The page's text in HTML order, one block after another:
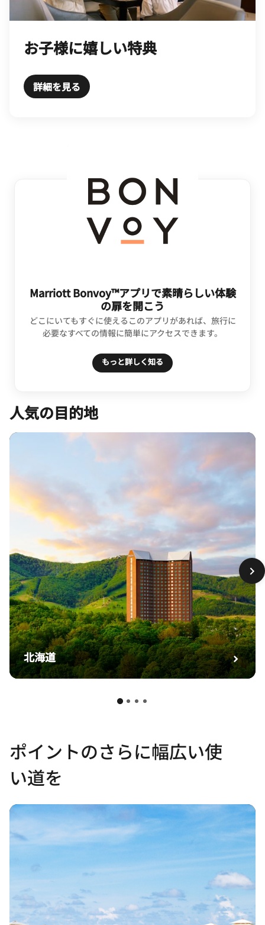
お子様に嬉しい特典
詳細を見る
Marriott Bonvoy™アプリで素晴らしい体験
の扉を開こう
どこにいてもすぐに使えるこのアプリがあれば、旅行に
必要なすべての情報に簡単にアクセスできます。
もっと詳しく知る
人気の目的地​
北海道
ポイントのさらに幅広い使
い道を